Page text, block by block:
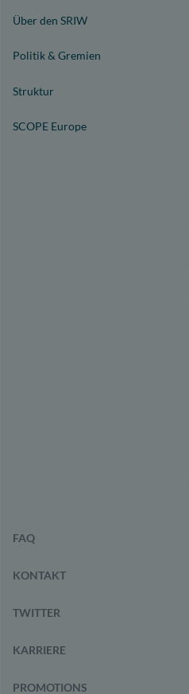
Über den SRIW
Politik & Gremien
Struktur
SCOPE Europe
FAQ
KONTAKT
TWITTER
KARRIERE
PROMOTIONS